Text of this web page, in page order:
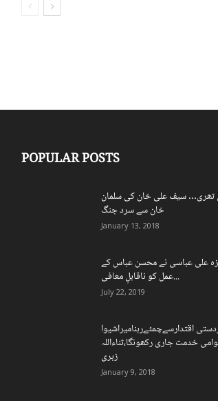
POPULAR POSTS
سیف علی خان کی سلمان
خان سے سرد جنگ
January 13, 2018
علی عباسی نے محسن عباس کے
عمل کو ناقابلِ معافی...
July 22, 2019
اقتدارسےچمٹےرہنامیراشیوا
خدمت جاری رکھونگا،ثناءاللہ
زہری
January 9, 2018